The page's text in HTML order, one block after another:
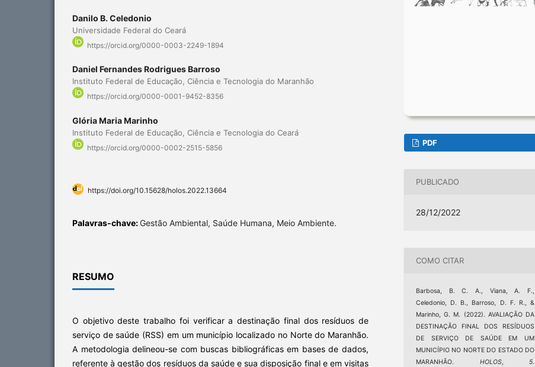
Danilo B. Celedonio
Universidade Federal do Ceará
https://orcid.org/0000-0003-2249-1894
Daniel Fernandes Rodrigues Barroso
Instituto Federal de Educação, Ciência e Tecnologia do Maranhão
https://orcid.org/0000-0001-9452-8356
Glória Maria Marinho
Instituto Federal de Educação, Ciência e Tecnologia do Ceará
https://orcid.org/0000-0002-2515-5856
https://doi.org/10.15628/holos.2022.13664
Palavras-chave: Gestão Ambiental, Saúde Humana, Meio Ambiente.
RESUMO
O objetivo deste trabalho foi verificar a destinação final dos resíduos de
serviço de saúde (RSS) em um município localizado no Norte do Maranhão.
A metodologia delineou-se com buscas bibliográficas em bases de dados,
referente à gestão dos resíduos da saúde e sua disposição final e em visitas
PDF
PUBLICADO
28/12/2022
COMO CITAR
Barbosa, B. C. A., Viana, A. F.,
Celedonio, D. B., Barroso, D. F. R., &
Marinho, G. M. (2022). AVALIAÇÃO DA
DESTINAÇÃO FINAL DOS RESÍDUOS
DE SERVIÇO DE SAÚDE EM UM
MUNICÍPIO NO NORTE DO ESTADO DO
MARANHÃO. HOLOS, 5.